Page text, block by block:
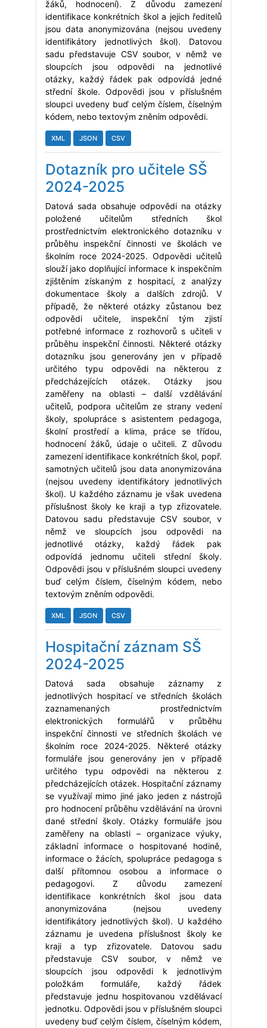
žáků, hodnocení). Z důvodu zamezení
identifikace konkrétních škol a jejich ředitelů
jsou data anonymizována (nejsou uvedeny
identifikátory jednotlivých škol). Datovou
sadu představuje CSV soubor, v němž ve
sloupcích jsou odpovědi na jednotlivé
otázky, každý řádek pak odpovídá jedné
střední škole. Odpovědi jsou v příslušném
sloupci uvedeny buď celým číslem, číselným
kódem, nebo textovým zněním odpovědi.
XML JSON CSV
Dotazník pro učitele SŠ
2024-2025
Datová sada obsahuje odpovědi na otázky
položené učitelům středních škol
prostřednictvím elektronického dotazníku v
průběhu inspekční činnosti ve školách ve
školním roce 2024-2025. Odpovědi učitelů
slouží jako doplňující informace k inspekčním
zjištěním získaným z hospitací, z analýzy
dokumentace školy a dalších zdrojů. V
případě, že některé otázky zůstanou bez
odpovědi učitele, inspekční tým zjistí
potřebné informace z rozhovorů s učiteli v
průběhu inspekční činnosti. Některé otázky
dotazníku jsou generovány jen v případě
určitého typu odpovědi na některou z
předcházejících otázek. Otázky jsou
zaměřeny na oblasti – další vzdělávání
učitelů, podpora učitelům ze strany vedení
školy, spolupráce s asistentem pedagoga,
školní prostředí a klima, práce se třídou,
hodnocení žáků, údaje o učiteli. Z důvodu
zamezení identifikace konkrétních škol, popř.
samotných učitelů jsou data anonymizována
(nejsou uvedeny identifikátory jednotlivých
škol). U každého záznamu je však uvedena
příslušnost školy ke kraji a typ zřizovatele.
Datovou sadu představuje CSV soubor, v
němž ve sloupcích jsou odpovědi na
jednotlivé otázky, každý řádek pak
odpovídá jednomu učiteli střední školy.
Odpovědi jsou v příslušném sloupci uvedeny
buď celým číslem, číselným kódem, nebo
textovým zněním odpovědi.
XML JSON CSV
Hospitační záznam SŠ
2024-2025
Datová sada obsahuje záznamy z
jednotlivých hospitací ve středních školách
zaznamenaných prostřednictvím
elektronických formulářů v průběhu
inspekční činnosti ve středních školách ve
školním roce 2024-2025. Některé otázky
formuláře jsou generovány jen v případě
určitého typu odpovědi na některou z
předcházejících otázek. Hospitační záznamy
se využívají mimo jiné jako jeden z nástrojů
pro hodnocení průběhu vzdělávání na úrovni
dané střední školy. Otázky formuláře jsou
zaměřeny na oblasti – organizace výuky,
základní informace o hospitované hodině,
informace o žácích, spolupráce pedagoga s
další přítomnou osobou a informace o
pedagogovi. Z důvodu zamezení
identifikace konkrétních škol jsou data
anonymizována (nejsou uvedeny
identifikátory jednotlivých škol). U každého
záznamu je uvedena příslušnost školy ke
kraji a typ zřizovatele. Datovou sadu
představuje CSV soubor, v němž ve
sloupcích jsou odpovědi k jednotlivým
položkám formuláře, každý řádek
představuje jednu hospitovanou vzdělávací
jednotku. Odpovědi jsou v příslušném sloupci
uvedeny buď celým číslem, číselným kódem,